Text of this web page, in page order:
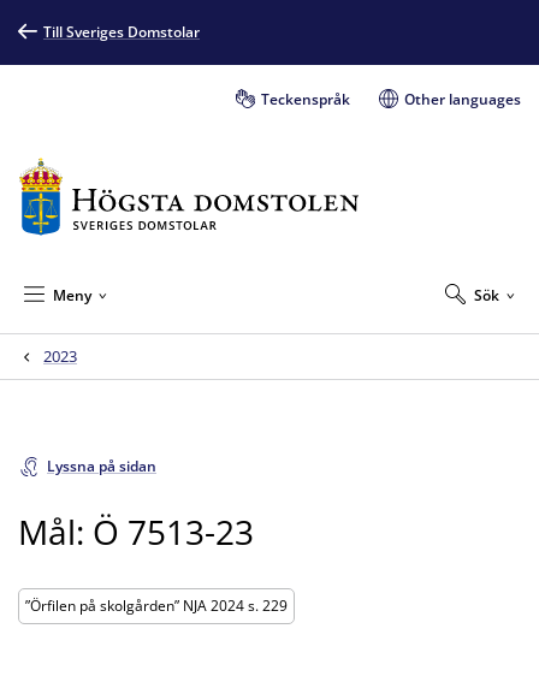
Till Sveriges Domstolar
Teckenspråk Other languages
Sök
Meny
2023
Lyssna på sidan
Mål: Ö 7513-23
”Örfilen på skolgården” NJA 2024 s. 229